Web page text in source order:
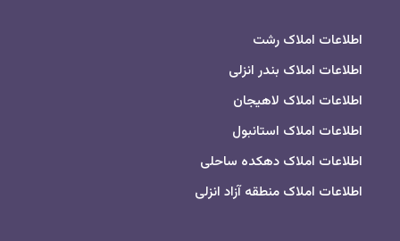
اطلاعات املاک رشت
اطلاعات املاک بندر انزلی
اطلاعات املاک لاهیجان
اطلاعات املاک استانبول
اطلاعات املاک دهکده ساحلی
اطلاعات املاک منطقه آزاد انزلی